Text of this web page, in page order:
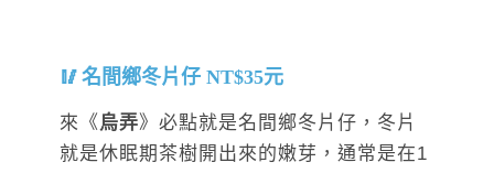
名間鄉冬片仔 NT$35元
來《烏弄》必點就是名間鄉冬片仔，冬片
就是休眠期茶樹開出來的嫩芽，通常是在1